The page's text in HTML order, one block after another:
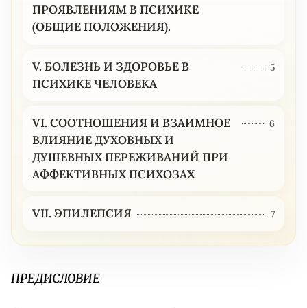
ПРОЯВЛЕНИЯМ В ПСИХИКЕ
(ОБЩИЕ ПОЛОЖЕНИЯ).
V. БОЛЕЗНЬ И ЗДОРОВЬЕ В
ПСИХИКЕ ЧЕЛОВЕКА
5
VI. СООТНОШЕНИЯ И ВЗАИМНОЕ
ВЛИЯНИЕ ДУХОВНЫХ И
ДУШЕВНЫХ ПЕРЕЖИВАНИЙ ПРИ
АФФЕКТИВНЫХ ПСИХОЗАХ
6
VII. ЭПИЛЕПСИЯ 7
ПРЕДИСЛОВИЕ